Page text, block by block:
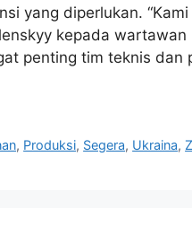
yang diperlukan.
kepada
penting tim teknis
, Produksi, Segera, Ukraina,